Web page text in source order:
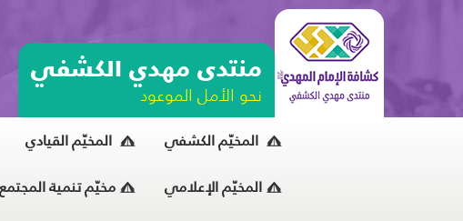
منتدى مهدي الكشفي
نحو الأمل الموعود
المخيّم الكشفي المخيّم القيادي
المخيّم الإعلامي مخيّم تنمية المجتمع